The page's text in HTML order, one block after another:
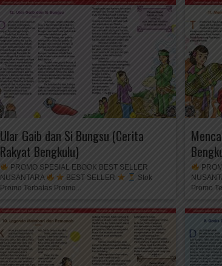
Ular Gaib dan Si Bungsu (Cerita
Rakyat Bengkulu)
PROMO SPESIAL EBOOK BEST SELLER
NUSANTARA
BEST SELLER
Stok
Promo Terbatas Promo...
Promo